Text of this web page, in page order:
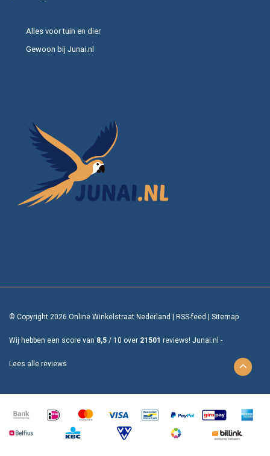
Alles voor tuin en dier
Gewoon bij Junai.nl
© Copyright 2026 Online Winkelstraat Nederland RSS-feed Sitemap
Wij hebben een score van 8,5 / 10 over 21501 reviews! Junai.nl -
Lees alle reviews